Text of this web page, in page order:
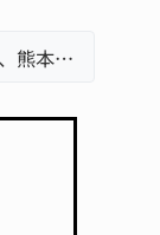
名張市立病院のDMAT、熊本地震の被災地へ 能登以来3回目の派遣